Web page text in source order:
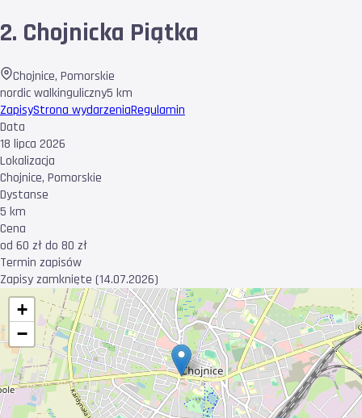
2. Chojnicka Piątka
Chojnice, Pomorskie
nordic walkinguliczny5 km
ZapisyStrona wydarzeniaRegulamin
Data
18 lipca 2026
Lokalizacja
Chojnice, Pomorskie
Dystanse
5 km
Cena
od 60 zł do 80 zł
Termin zapisów
Zapisy zamknięte (14.07.2026)
+
−